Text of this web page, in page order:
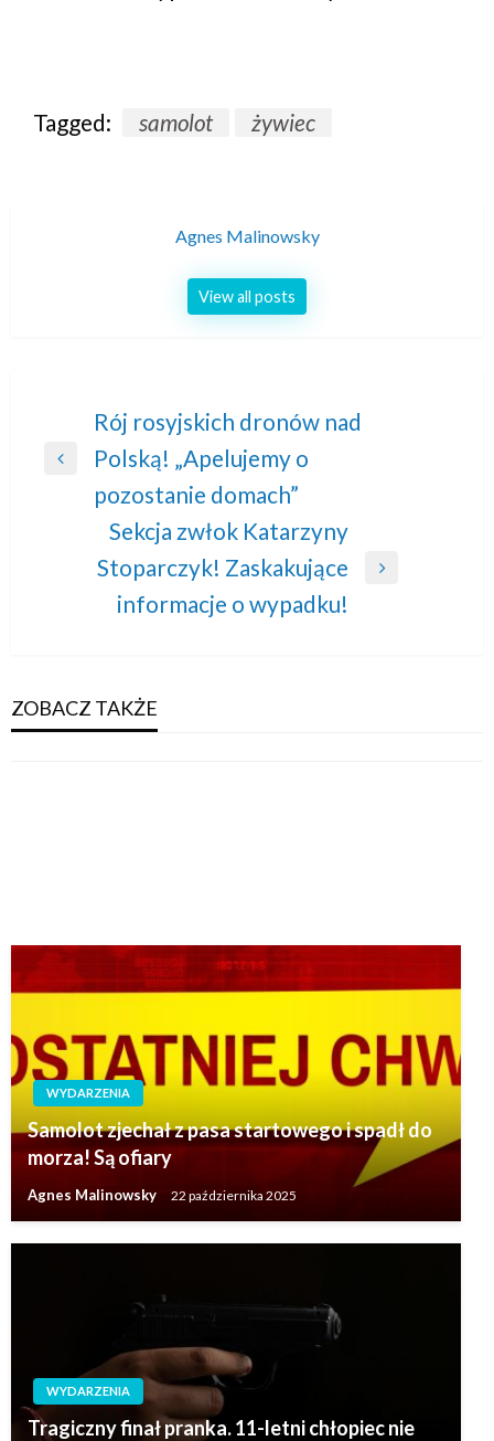
Tagged: samolot żywiec
Agnes Malinowsky
View all posts
Nawigacja
wpisu
Previous
Rój rosyjskich dronów nad
Polską! „Apelujemy o
pozostanie domach”
Sekcja zwłok Katarzyny
Stoparczyk! Zaskakujące
informacje o wypadku!
ZOBACZ TAKŻE
WYDARZENIA
Samolot zjechał z pasa startowego i spadł do
morza! Są ofiary
Agnes Malinowsky 22 października 2025
WYDARZENIA
Tragiczny finał pranka. 11-letni chłopiec nie